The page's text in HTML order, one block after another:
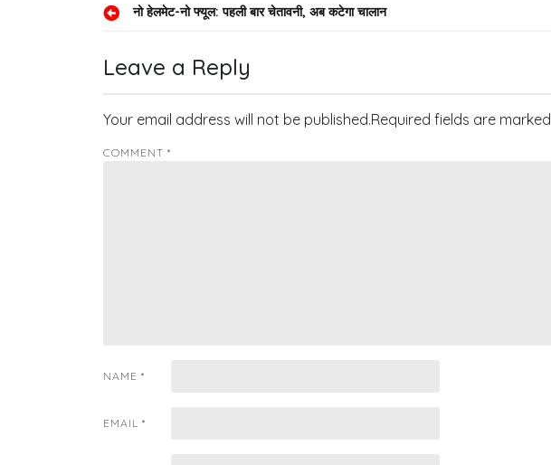
Post
navigation
नो हेलमेट-नो फ्यूल: पहली बार चेतावनी, अब कटेगा चालान
Leave a Reply
Your email address will not be published.Required fields are marked
COMMENT *
NAME *
EMAIL *